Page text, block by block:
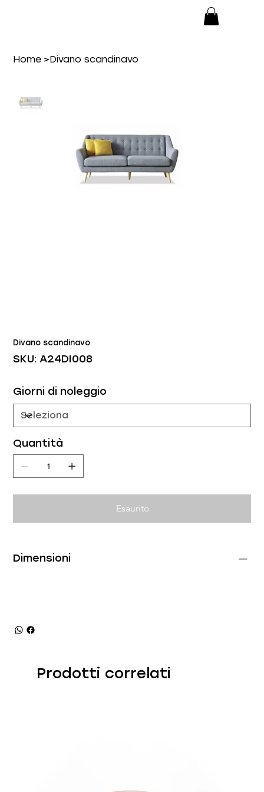
Home >Divano scandinavo
Divano scandinavo
SKU:
SKU
A24DI008
A24DI008
Giorni di noleggio
Quantità
Esaurito
Dimensioni
Prodotti correlati